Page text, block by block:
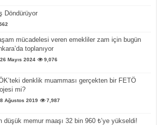
Döndürüyor
mücadelesi veren emekliler zam için bugün
toplanıyor
26 Mayıs 2024 9,076
denklik muamması gerçekten bir FETÖ
mi?
8 Ağustos 2019 7,987
düşük memur maaşı 32 bin 960 ₺’ye yükseldi!